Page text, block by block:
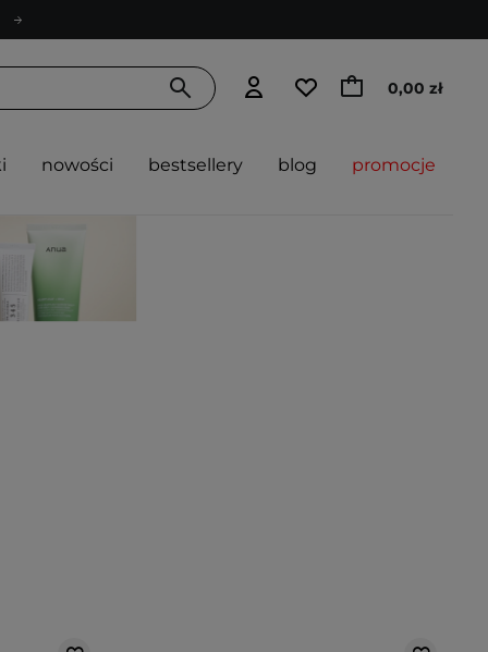
0,00 zł
nowości bestsellery blog promocje